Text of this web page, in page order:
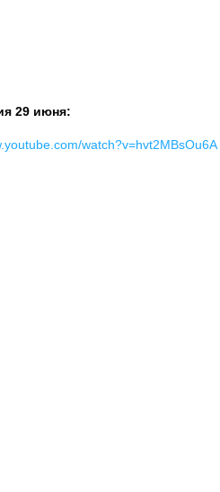
29 июня:
watch?v=hvt2MBsOu6A